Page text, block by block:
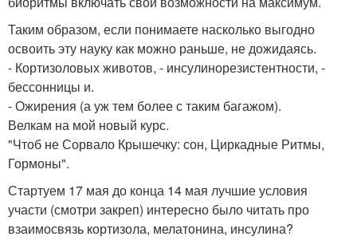
Таким образом, если понимаете насколько выгодно
освоить эту науку как можно раньше, не дожидаясь.
- Кортизоловых животов, - инсулинорезистентности, -
бессонницы и.
- Ожирения (а уж тем более с таким багажом).
Велкам на мой новый курс.
"Чтоб не Сорвало Крышечку: сон, Циркадные Ритмы,
Гормоны".
Стартуем 17 мая до конца 14 мая лучшие условия
участи (смотри закреп) интересно было читать про
взаимосвязь кортизола, мелатонина, инсулина?